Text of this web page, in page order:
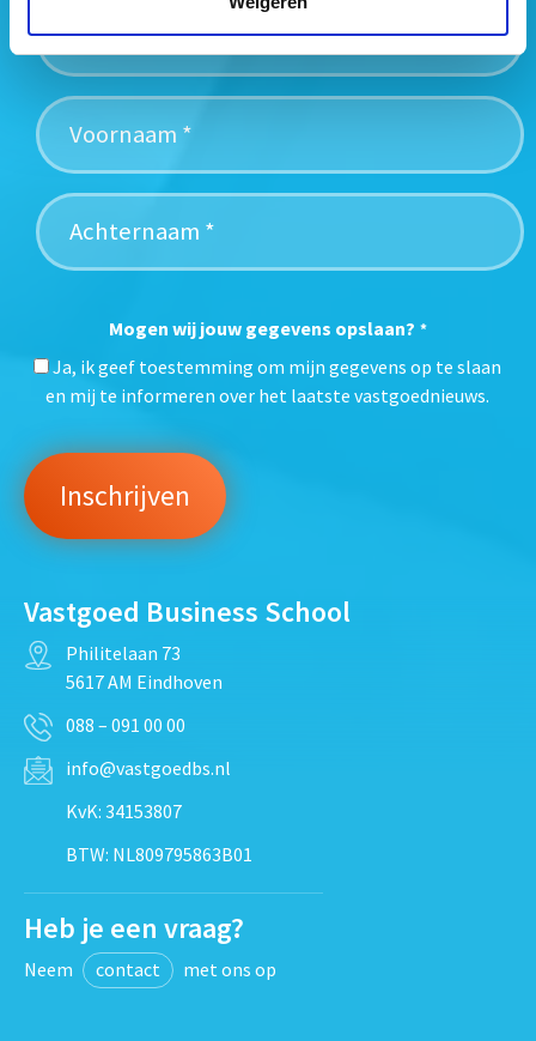
Mogen wij jouw gegevens opslaan? *
Ja, ik geef toestemming om mijn gegevens op te slaan
en mij te informeren over het laatste vastgoednieuws.
Vastgoed Business School
Philitelaan 73
5617 AM Eindhoven
088 – 091 00 00
info@vastgoedbs.nl
KvK: 34153807
BTW: NL809795863B01
Heb je een vraag?
Neem contact met ons op